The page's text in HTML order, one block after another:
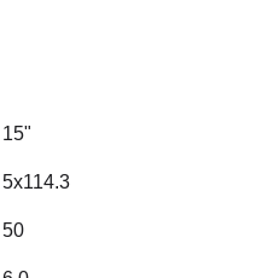
15"
5x114.3
50